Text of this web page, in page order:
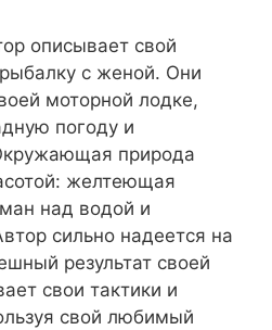
описывает свой
с женой. Они
моторной лодке,
погоду и
природа
желтеющая
над водой и
сильно надеется на
результат своей
свои тактики и
свой любимый